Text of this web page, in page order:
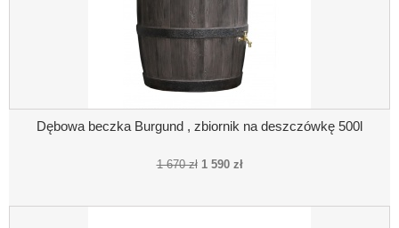
Dębowa beczka Burgund , zbiornik na deszczówkę 500l
1 670 zł 1 590 zł